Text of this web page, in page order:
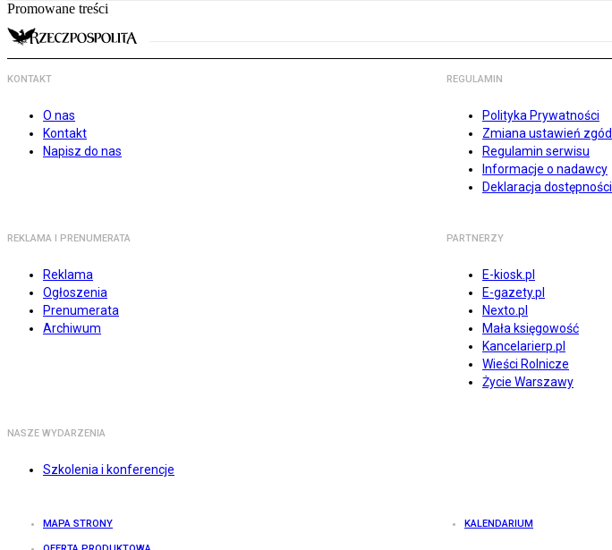
Promowane treści
KONTAKT
O nas
Kontakt
Napisz do nas
REGULAMIN
Polityka Prywatności
Zmiana ustawień zgód
Regulamin serwisu
Informacje o nadawcy
Deklaracja dostępności
REKLAMA I PRENUMERATA
Reklama
Ogłoszenia
Prenumerata
Archiwum
PARTNERZY
E-kiosk.pl
E-gazety.pl
Nexto.pl
Mała księgowość
Kancelarierp.pl
Wieści Rolnicze
Życie Warszawy
NASZE WYDARZENIA
Szkolenia i konferencje
MAPA STRONY KALENDARIUM